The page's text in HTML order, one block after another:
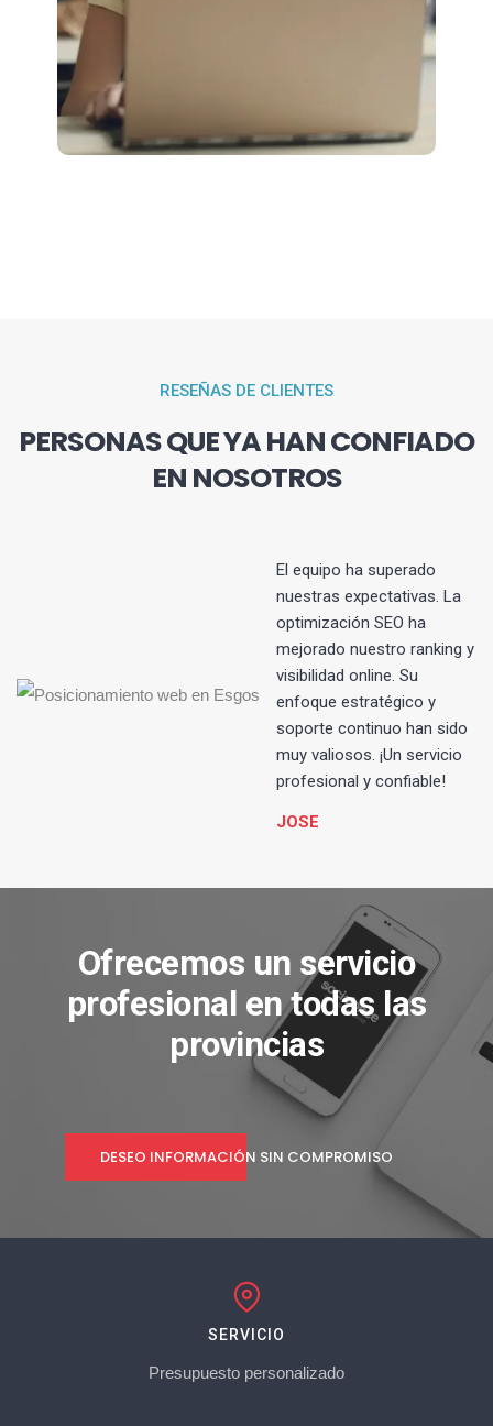
RESEÑAS DE CLIENTES
PERSONAS QUE YA HAN CONFIADO
EN NOSOTROS
El equipo ha superado
nuestras expectativas. La
optimización SEO ha
mejorado nuestro ranking y
visibilidad online. Su
enfoque estratégico y
soporte continuo han sido
muy valiosos. ¡Un servicio
profesional y confiable!
JOSE
Ofrecemos un servicio
profesional en todas las
provincias
DESEO INFORMACIÓN SIN COMPROMISO
SERVICIO
Presupuesto personalizado